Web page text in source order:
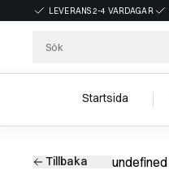
LEVERANS 2-4 VARDAGAR
Startsida
Tillbaka undefined